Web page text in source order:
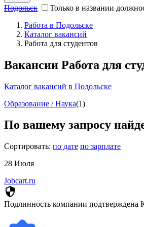
Подольск
Только в названии
Работа в Подольске
Каталог вакансий
Работа для студентов
Вакансии Работа для
Каталог вакансий в Подольске
Образование / Наука(1)
По вашему запросу
Сортировать: по дате по зарплате
28 Июля
Jobcart.ru
security
Подлинность компании подтверждена